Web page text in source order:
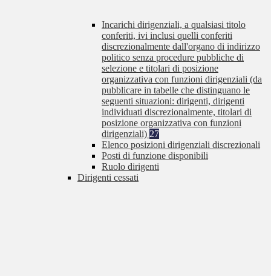
Incarichi dirigenziali, a qualsiasi titolo
conferiti, ivi inclusi quelli conferiti
discrezionalmente dall'organo di indirizzo
politico senza procedure pubbliche di
selezione e titolari di posizione
organizzativa con funzioni dirigenziali (da
pubblicare in tabelle che distinguano le
seguenti situazioni: dirigenti, dirigenti
individuati discrezionalmente, titolari di
posizione organizzativa con funzioni
dirigenziali) 27
Elenco posizioni dirigenziali discrezionali
Posti di funzione disponibili
Ruolo dirigenti
Dirigenti cessati